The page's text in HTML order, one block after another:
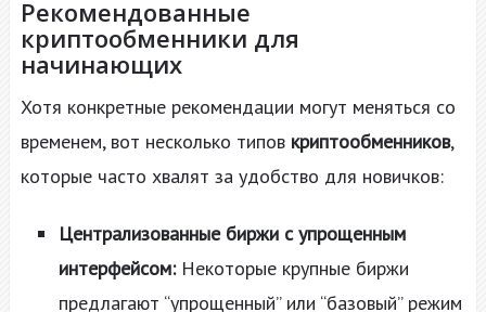
Рекомендованные
криптообменники для
начинающих
Хотя конкретные рекомендации могут меняться со
временем, вот несколько типов криптообменников,
которые часто хвалят за удобство для новичков:
Централизованные биржи с упрощенным
интерфейсом:Некоторые крупные биржи
предлагают “упрощенный” или “базовый” режим